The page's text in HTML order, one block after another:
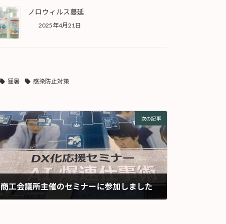
ノロウィルス蔓延
2025年4月21日
猛暑 感染防止対策
次の記事
商工会議所主催のセミナーに参加しました